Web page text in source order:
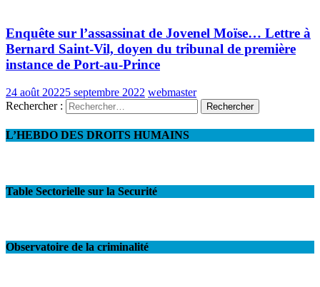
Enquête sur l’assassinat de Jovenel Moïse… Lettre à
Bernard Saint-Vil, doyen du tribunal de première
instance de Port-au-Prince
24 août 20225 septembre 2022 webmaster
Rechercher :
L’HEBDO DES DROITS HUMAINS
Table Sectorielle sur la Securité
Observatoire de la criminalité